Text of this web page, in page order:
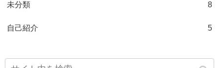
未分類 8
自己紹介 5